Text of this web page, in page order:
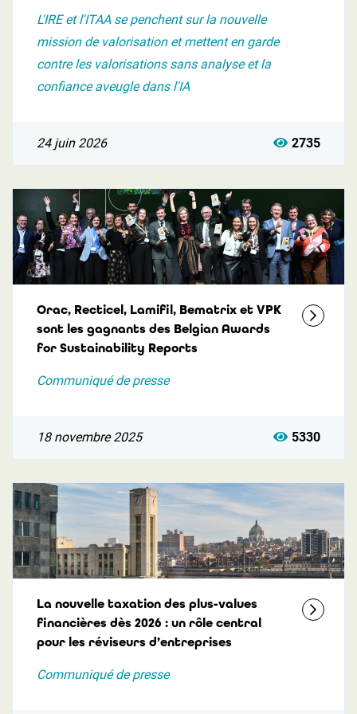
L'IRE et l'ITAA se penchent sur la nouvelle
mission de valorisation et mettent en garde
contre les valorisations sans analyse et la
confiance aveugle dans l'IA
24 juin 2026 2735
Orac, Recticel, Lamifil, Bematrix et VPK
sont les gagnants des Belgian Awards
for Sustainability Reports
Communiqué de presse
18 novembre 2025 5330
La nouvelle taxation des plus-values
financières dès 2026 : un rôle central
pour les réviseurs d’entreprises
Communiqué de presse